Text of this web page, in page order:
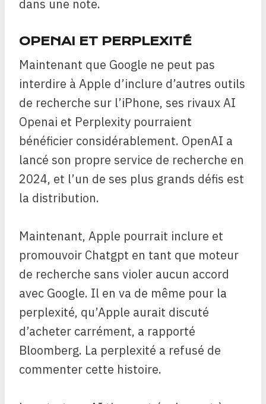
dans une note.
OPENAI ET PERPLEXITÉ
Maintenant que Google ne peut pas
interdire à Apple d’inclure d’autres outils
de recherche sur l’iPhone, ses rivaux AI
Openai et Perplexity pourraient
bénéficier considérablement. OpenAI a
lancé son propre service de recherche en
2024, et l’un de ses plus grands défis est
la distribution.
Maintenant, Apple pourrait inclure et
promouvoir Chatgpt en tant que moteur
de recherche sans violer aucun accord
avec Google. Il en va de même pour la
perplexité, qu’Apple aurait discuté
d’acheter carrément, a rapporté
Bloomberg. La perplexité a refusé de
commenter cette histoire.